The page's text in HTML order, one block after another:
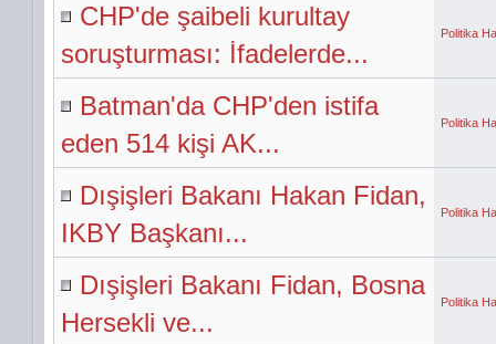
CHP'de şaibeli kurultay
soruşturması: İfadelerde...
Politika
Batman'da CHP'den istifa
eden 514 kişi AK...
Politika
Dışişleri Bakanı Hakan Fidan,
IKBY Başkanı...
Politika
Dışişleri Bakanı Fidan, Bosna
Hersekli ve...
Politika